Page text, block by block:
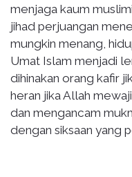
menjaga kaum
jihad perjuangan
mungkin menang,
Umat Islam menjadi
dihinakan orang kafir
heran jika Allah
dan mengancam
dengan siksaan yang